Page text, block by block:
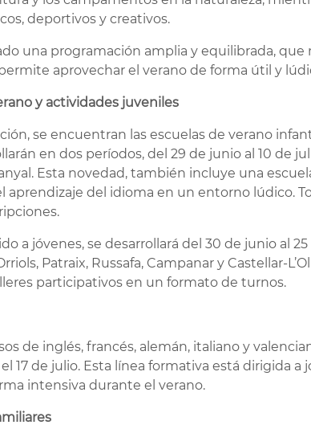
deportivos y creativos.
una programación amplia y equilibrada, que
aprovechar el verano de forma útil y
y actividades juveniles
se encuentran las escuelas de verano
en dos períodos, del 29 de junio al 10 de
Esta novedad, también incluye una
aprendizaje del idioma en un entorno lúdico.
a jóvenes, se desarrollará del 30 de junio al
Patraix, Russafa, Campanar y Castellar-
participativos en un formato de turnos.
de inglés, francés, alemán, italiano y
17 de julio. Esta línea formativa está dirigida a
intensiva durante el verano.